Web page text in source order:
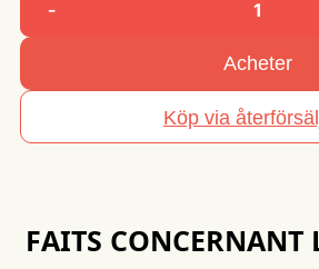
de
Ocean
Strong
-
Acheter
Köp via
FAITS CONCERNANT